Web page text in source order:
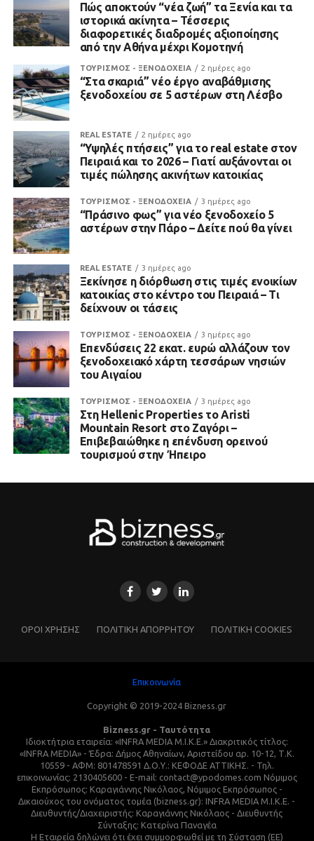
Πώς αποκτούν “νέα ζωή” τα Ξενία και τα
ιστορικά ακίνητα – Τέσσερις
διαφορετικές διαδρομές αξιοποίησης
από την Αθήνα μέχρι Κομοτηνή
ΤΟΥΡΙΣΜΟΣ - ΞΕΝΟΔΟΧΕΙΑ 2 ημέρες ago
“Στα σκαριά” νέο έργο αναβάθμισης
ξενοδοχείου σε 5 αστέρων στη Λέσβο
REAL ESTATE 2 ημέρες ago
“Υψηλές πτήσεις” για το real estate στον
Πειραιά και το 2026 – Γιατί αυξάνονται οι
τιμές πώλησης ακινήτων κατοικίας
ΤΟΥΡΙΣΜΟΣ - ΞΕΝΟΔΟΧΕΙΑ 3 ημέρες ago
“Πράσινο φως” για νέο ξενοδοχείο 5
αστέρων στην Πάρο – Δείτε πού θα γίνει
REAL ESTATE 3 ημέρες ago
Ξεκίνησε η διόρθωση στις τιμές ενοικίων
κατοικίας στο κέντρο του Πειραιά – Τι
δείχνουν οι τάσεις
ΤΟΥΡΙΣΜΟΣ - ΞΕΝΟΔΟΧΕΙΑ 3 ημέρες ago
Επενδύσεις 22 εκατ. ευρώ αλλάζουν τον
ξενοδοχειακό χάρτη τεσσάρων νησιών
του Αιγαίου
ΤΟΥΡΙΣΜΟΣ - ΞΕΝΟΔΟΧΕΙΑ 3 ημέρες ago
Στη Hellenic Properties το Aristi
Mountain Resort στο Ζαγόρι –
Επιβεβαιώθηκε η επένδυση ορεινού
τουρισμού στην Ήπειρο
ΌΡΟΙ ΧΡΗΣΗΣ ΠΟΛΙΤΙΚΗ ΑΠΟΡΡΗΤΟΥ ΠΟΛΙΤΙΚΗ COOKIES
Επικοινωνία
Copyright © 2019-2024 Bizness.gr
Bizness.gr - Ταυτότητα
Ιδιοκτήτρια εταιρεία: «INFRA MEDIA M.I.K.E.» Διακριτικός τίτλος:
«INFRA MEDIA» - Έδρα: Δήμος Αθηναίων, Αριστείδου αρ. 10-12, Τ.Κ.
10559 - ΑΦΜ: 801478591 Δ.Ο.Υ.: ΚΕΦΟΔΕ ΑΤΤΙΚΗΣ. - Τηλ.
επικοινωνίας: 2130405600 - E-mail: contact@ypodomes.com Νόμιμος
Εκπρόσωπος: Καραγιάννης Νικόλαος, Νόμιμος Εκπρόσωπος -
Δικαιούχος του ονόματος τομέα (bizness.gr): INFRA MEDIA M.I.K.E. -
Διευθυντής/Διαχειριστής: Καραγιάννης Νικόλαος - Διευθυντής
Σύνταξης: Κατερίνα Παναγέα
Η Εταιρεία δηλώνει ότι έχει συμμορφωθεί με τη Σύσταση (ΕΕ)